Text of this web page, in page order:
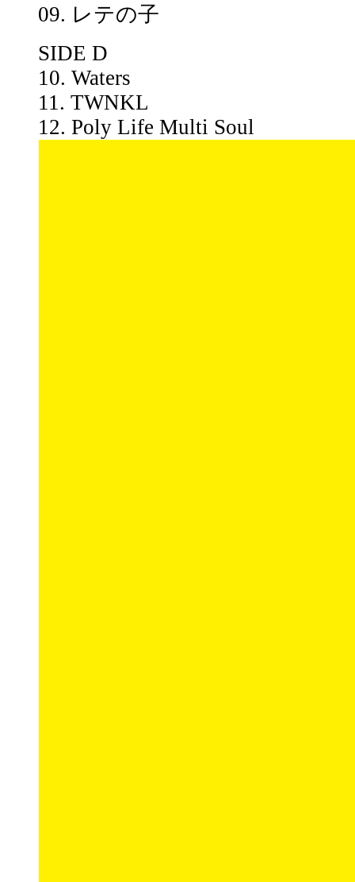
09. レテの子
SIDE D
10. Waters
11. TWNKL
12. Poly Life Multi Soul